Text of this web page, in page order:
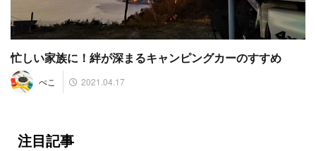
忙しい家族に！絆が深まるキャンピングカーのすすめ
ぺこ 2021.04.17
注目記事